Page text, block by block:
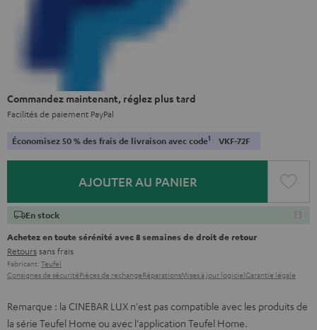
Commandez maintenant, réglez plus tard
Facilités de paiement PayPal
Économisez 50 % des frais de livraison avec code1 VKF-72F
AJOUTER AU PANIER
En stock
Achetez en toute sérénité avec 8 semaines de droit de retour
Retourssans frais
Fabricant: Teufel
Consignes de sécuritéPièces de rechangeRéparationsMises à jour logicielGarantie légale
Remarque : la CINEBAR LUX n'est pas compatible avec les produits de
la série Teufel Home ou avec l'application Teufel Home.